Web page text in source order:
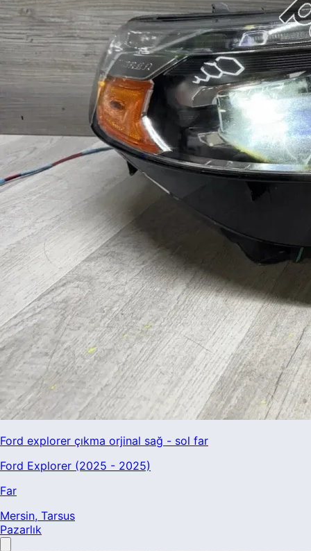
Ford explorer çıkma orjinal sağ - sol far
Ford Explorer (2025 - 2025)
Far
Mersin, Tarsus
Pazarlık